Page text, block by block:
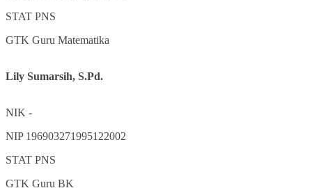
STAT PNS
GTK Guru Matematika
Lily Sumarsih, S.Pd.
NIK -
NIP 196903271995122002
STAT PNS
GTK Guru BK